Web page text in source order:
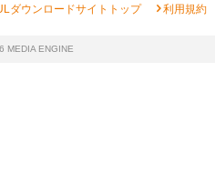
ダウンロードサイトトップ chevron_right利用規約
MEDIA ENGINE